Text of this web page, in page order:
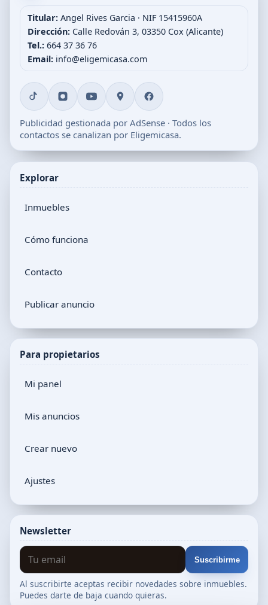
Titular: Angel Rives Garcia · NIF 15415960A
Dirección: Calle Redován 3, 03350 Cox (Alicante)
Tel.: 664 37 36 76
Email: info@eligemicasa.com
Publicidad gestionada por AdSense · Todos los
contactos se canalizan por Eligemicasa.
Explorar
Inmuebles
Cómo funciona
Contacto
Publicar anuncio
Para propietarios
Mi panel
Mis anuncios
Crear nuevo
Ajustes
Newsletter
Suscribirme
Al suscribirte aceptas recibir novedades sobre inmuebles.
Puedes darte de baja cuando quieras.